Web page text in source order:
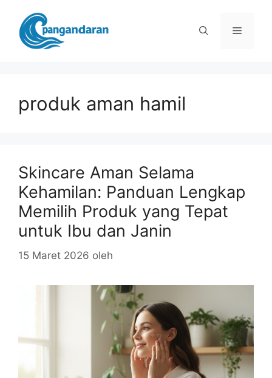
Menu
produk aman hamil
Skincare Aman Selama
Kehamilan: Panduan Lengkap
Memilih Produk yang Tepat
untuk Ibu dan Janin
15 Maret 2026 oleh